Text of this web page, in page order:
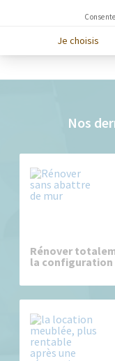
Nos
Rénover
la configuration
Je choisis